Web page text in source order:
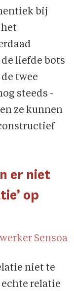
bij
het
liefde bots
twee
steeds -
ze kunnen
er niet
op
Sensoa
niet te
echte relatie